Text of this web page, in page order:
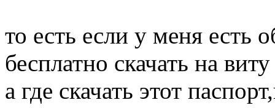
то есть если у меня есть
бесплатно скачать на
а где скачать этот